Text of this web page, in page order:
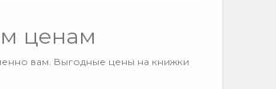
ценам
вам. Выгодные цены на книжки